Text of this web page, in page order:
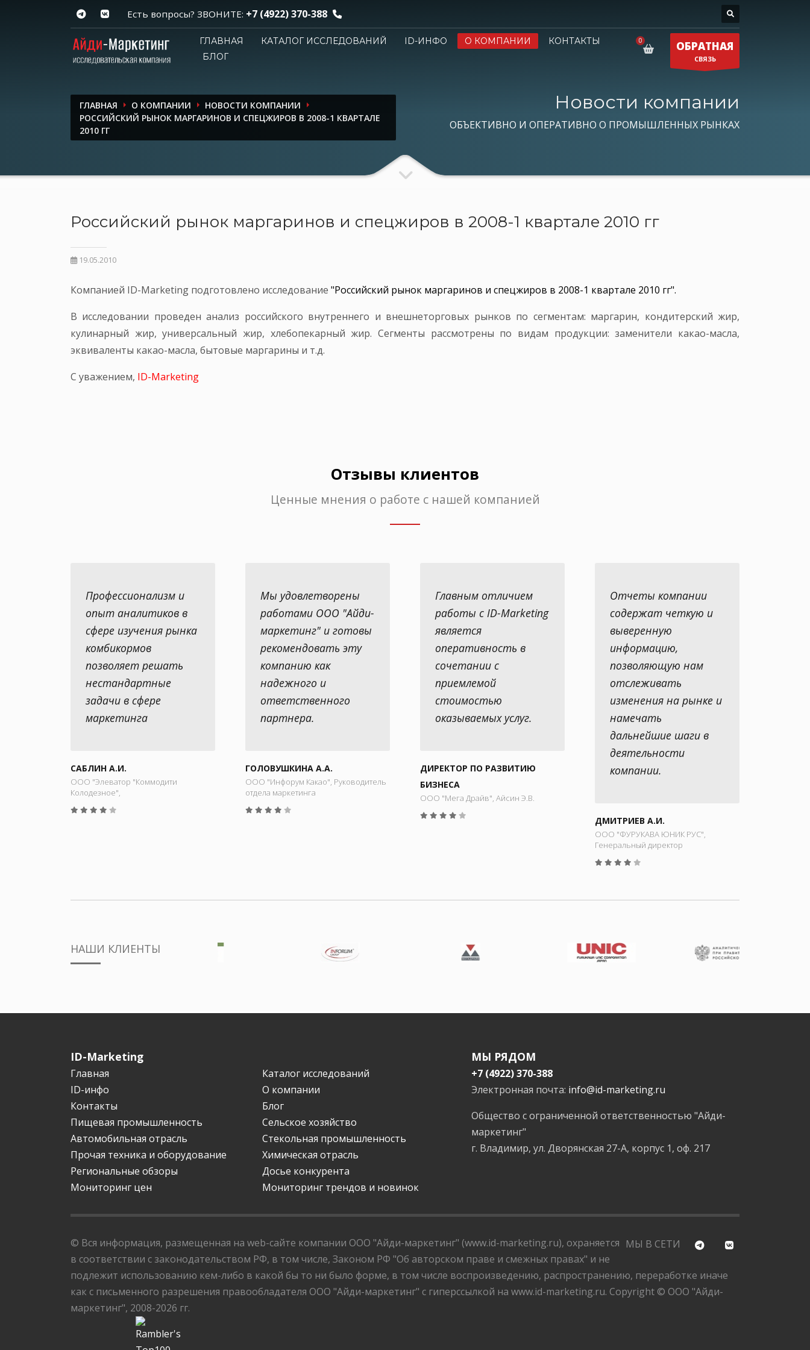
Есть вопросы? ЗВОНИТЕ: +7 (4922) 370-388
ГЛАВНАЯ КАТАЛОГ ИССЛЕДОВАНИЙ ID-ИНФО О КОМПАНИИ
КОНТАКТЫ
БЛОГ
ОБРАТНАЯ
СВЯЗЬ
ГЛАВНАЯ О КОМПАНИИ
НОВОСТИ КОМПАНИИ
РОССИЙСКИЙ РЫНОК МАРГАРИНОВ И СПЕЦЖИРОВ В 2008-1 КВАРТАЛЕ
2010 ГГ
Новости компании
ОБЪЕКТИВНО И ОПЕРАТИВНО О ПРОМЫШЛЕННЫХ РЫНКАХ
Российский рынок маргаринов и спецжиров в 2008-1 квартале 2010 гг
19.05.2010
Компанией ID-Marketing подготовлено исследование "Российский рынок маргаринов и спецжиров в 2008-1 квартале 2010 гг".
В исследовании проведен анализ российского внутреннего и внешнеторговых рынков по сегментам: маргарин, кондитерский жир,
кулинарный жир, универсальный жир, хлебопекарный жир. Сегменты рассмотрены по видам продукции: заменители какао-масла,
эквиваленты какао-масла, бытовые маргарины и т.д.
С уважением, ID-Marketing
Отзывы клиентов
Ценные мнения о работе с нашей компанией
Профессионализм и
опыт аналитиков в
сфере изучения рынка
комбикормов
позволяет решать
нестандартные
задачи в сфере
маркетинга
САБЛИН А.И.
ООО "Элеватор "Коммодити
Колодезное",
Мы удовлетворены
работами ООО "Айди-
маркетинг" и готовы
рекомендовать эту
компанию как
надежного и
ответственного
партнера.
ГОЛОВУШКИНА А.А.
ООО "Инфорум Какао", Руководитель
отдела маркетинга
Главным отличием
работы с ID-Marketing
является
оперативность в
сочетании с
приемлемой
стоимостью
оказываемых услуг.
ДИРЕКТОР ПО РАЗВИТИЮ
БИЗНЕСА
ООО "Мега Драйв", Айсин Э.В.
Отчеты компании
содержат четкую и
выверенную
информацию,
позволяющую нам
отслеживать
изменения на рынке и
намечать
дальнейшие шаги в
деятельности
компании.
ДМИТРИЕВ А.И.
ООО "ФУРУКАВА ЮНИК РУС",
Генеральный директор
НАШИ КЛИЕНТЫ
ID-Marketing
Главная
Каталог исследований
ID-инфо
О компании
Контакты
Блог
Пищевая промышленность
Сельское хозяйство
Автомобильная отрасль
Стекольная промышленность
Прочая техника и оборудование
Химическая отрасль
Региональные обзоры
Досье конкурента
Мониторинг цен
Мониторинг трендов и новинок
МЫ РЯДОМ
+7 (4922) 370-388
Электронная почта: info@id-marketing.ru
Общество с ограниченной ответственностью "Айди-
маркетинг"
г. Владимир, ул. Дворянская 27-А, корпус 1, оф. 217
МЫ В СЕТИ
© Вся информация, размещенная на web-сайте компании ООО "Айди-маркетинг" (www.id-marketing.ru), охраняется
в соответствии с законодательством РФ, в том числе, Законом РФ "Об авторском праве и смежных правах" и не
подлежит использованию кем-либо в какой бы то ни было форме, в том числе воспроизведению, распространению, переработке иначе
как с письменного разрешения правообладателя ООО "Айди-маркетинг" с гиперссылкой на www.id-marketing.ru. Copyright © ООО "Айди-
маркетинг", 2008-2026 гг.